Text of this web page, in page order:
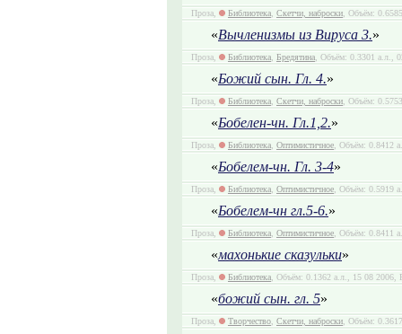
Проза, Библиотека, Скетчи, наброски, Объём:
«Вычленизмы из Вируса 3.»
Проза, Библиотека, Бредятина, Объём: 0.3301 а.л.,
«Божий сын. Гл. 4.»
Проза, Библиотека, Скетчи, наброски, Объём:
«Бобелен-чн. Гл.1,2.»
Проза, Библиотека, Оптимистичное, Объём: 0.8412
«Бобелем-чн. Гл. 3-4»
Проза, Библиотека, Оптимистичное, Объём: 0.5919
«Бобелем-чн гл.5-6.»
Проза, Библиотека, Оптимистичное, Объём: 0.8411
«махонькие сказульки»
Проза, Библиотека, Объём: 0.1362 а.л., 15 08 2006,
«божий сын. гл. 5»
Проза, Творчество, Скетчи, наброски, Объём: